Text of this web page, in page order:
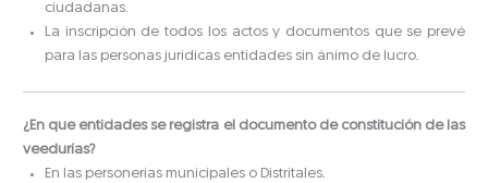
ciudadanas.
La inscripción de todos los actos y documentos que se prevé
para las personas jurídicas entidades sin ánimo de lucro.
¿En que entidades se registra el documento de constitución de las
veedurías?
En las personerías municipales o Distritales.